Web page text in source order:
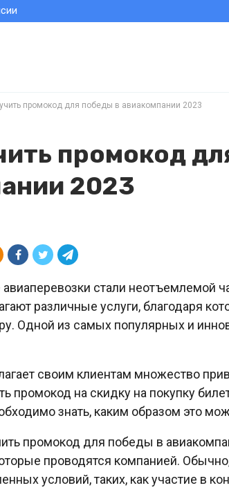
промокод для победы в авиакомпании 2023
промокод
2023
стали неотъемлемой
различные услуги, благодаря
Одной из самых популярных и
своим клиентам множество
промокод на скидку на покупку
знать, каким образом это
промокод для победы в
проводятся компанией.
условий, таких, как участие в